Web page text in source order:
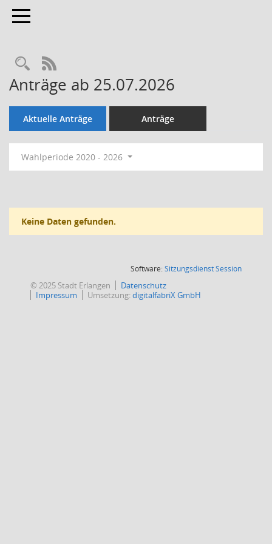
Toggle navigation
Rechercheauswahl
RSS-Feed
Anträge ab 25.07.2026
Aktuelle Anträge Anträge
Wahlperiode 2020 - 2026
Keine Daten gefunden.
Software:SitzungsdienstSession(Wird in
© 2025 Stadt Erlangen
Datenschutz
Impressum
Umsetzung:digitalfabriX GmbH